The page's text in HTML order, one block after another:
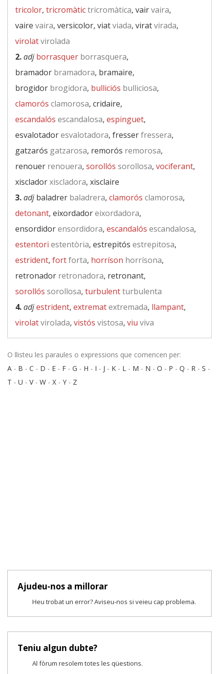
tricolor, tricromàtictricromàtica, vairvaira,
vaire vaira, versicolor, viatviada, viratvirada,
virolatvirolada
2.adj borrasquer borrasquera,
bramador bramadora, bramaire,
brogidor brogidora, bulliciós bulliciosa,
clamorós clamorosa, cridaire,
escandalós escandalosa, espinguet,
esvalotadoresvalotadora, fresserfressera,
gatzarós gatzarosa, remorós remorosa,
renouer renouera, sorollós sorollosa, vociferant,
xiscladorxiscladora, xisclaire
3.adjbaladrer baladrera, clamorós clamorosa,
detonant, eixordadoreixordadora,
ensordidorensordidora, escandalós escandalosa,
estentori estentòria, estrepitós estrepitosa,
estrident, fortforta, horríson horrísona,
retronador retronadora, retronant,
sorollós sorollosa, turbulentturbulenta
4.adjestrident, extrematextremada, llampant,
virolatvirolada, vistós vistosa, viu viva
O llisteu les paraules o expressions que comencen per:
A - B - C - D - E - F - G - H - I - J - K - L - M - N - O - P - Q - R - S -
T - U - V- W - X - Y - Z
Ajudeu-nos a millorar
Heu trobat un error? Aviseu-nos si veieu cap problema.
Teniu algun dubte?
Al fòrum resolem totes les qüestions.